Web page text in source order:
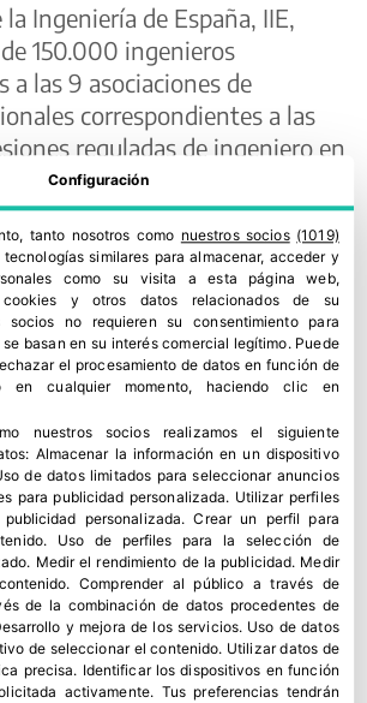
Ingeniería de España, IIE,
150.000 ingenieros
a las 9 asociaciones de
correspondientes a las
reguladas de ingeniero en
Agrónomos, Caminos,
Minas, Montes, Navales,
del IIE es el de contribuir al
Ingeniería poniéndola al servicio
y el bien común de la
su prestigio nacional e
también representa al
Ingeniería española
El IIE es miembro
ENAEE, WFEO y UPADI.
ostenta, en su ámbito, la
y defensa de la Ingeniería ante
pública e instituciones, ante
de entidades, públicas o
Configuración
tanto nosotros como nuestros socios (1019)
similares para almacenar, acceder y
como su visita a esta página web,
cookies y otros datos relacionados de su
socios no requieren su consentimiento para
basan en su interés comercial legítimo. Puede
el procesamiento de datos en función de
en cualquier momento, haciendo clic en
nuestros socios realizamos el siguiente
Almacenar la información en un dispositivo
de datos limitados para seleccionar anuncios
para publicidad personalizada. Utilizar perfiles
personalizada.Crear un perfil para
. Uso de perfiles para la selección de
. Medir el rendimiento de la publicidad. Medir
.Comprender al público a través de
de la combinación de datos procedentes de
y mejora de los servicios. Uso de datos
de seleccionar el contenido. Utilizar datos de
precisa. Identificar los dispositivos en función
activamente. Tus preferencias tendrán